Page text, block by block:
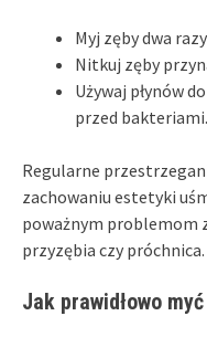
Myj zęby dwa
Nitkuj zęby
Używaj płynów
przed bakteriami.
Regularne
zachowaniu estetyki
poważnym problemom
przyzębia czy próchnica.
Jak prawidłowo